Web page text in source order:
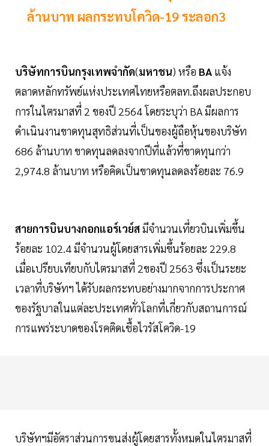
ล้านบาท ผลกระทบโควิด-19 ระลอก3
บริษัทการบินกรุงเทพจำกัด(มหาชน) หรือ BA แจ้ง
ตลาดหลักทรัพย์แห่งประเทศไทยหรือตลท.ถึงผลประกอบ
การในไตรมาสที่ 2 ของปี 2564 โดยระบุว่า BA มีผลการ
ดำเนินงานขาดทุนสุทธิส่วนที่เป็นของผู้ถือหุ้นของบริษัท
686 ล้านบาท ขาดทุนลดลงจากปีที่แล้วที่ขาดทุนกว่า
2,974.8 ล้านบาท หรือคิดเป็นขาดทุนลดลงร้อยละ 76.9
สายการบินบางกอกแอร์เวย์สมีจำนวนเที่ยวบินเพิ่มขึ้น
ร้อยละ 102.4 มีจำนวนผู้โดยสารเพิ่มขึ้นร้อยละ 229.8
เมื่อเปรียบเทียบกับไตรมาสที่ 2ของปี 2563 ซึ่งเป็นระยะ
เวลาที่บริษัทฯ ได้รับผลกระทบอย่างมากจากการประกาศ
ของรัฐบาลในแต่ละประเทศทั่วโลกที่เกี่ยวกับสถานการณ์
การแพร่ระบาดของโรคติดเชื้อไวรัสโควิด-19
บริษัทฯมีอัตราส่วนการขนส่งผู้โดยสารทั้งหมดในไตรมาสที่